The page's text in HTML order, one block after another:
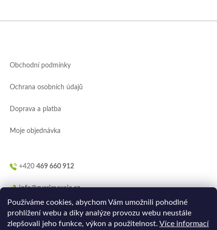
Používáme cookies, abychom Vám umožnili pohodlné
prohlížení webu a díky analýze provozu webu neustále
zlepšovali jeho funkce, výkon a použitelnost. Více informací
Obchodní podmínky
Ochrana osobních údajů
Doprava a platba
Moje objednávka
+420 469 660 912
info@zverimexaja.cz